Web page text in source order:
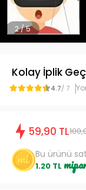
2 / 5
Kolay İplik
4.7/ 7
59,90 TL
Bu ürünü
1.20 TL